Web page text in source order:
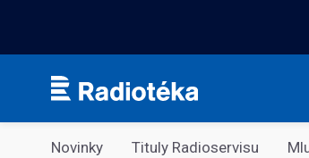
Kategorie
Novinky Tituly Radioservisu